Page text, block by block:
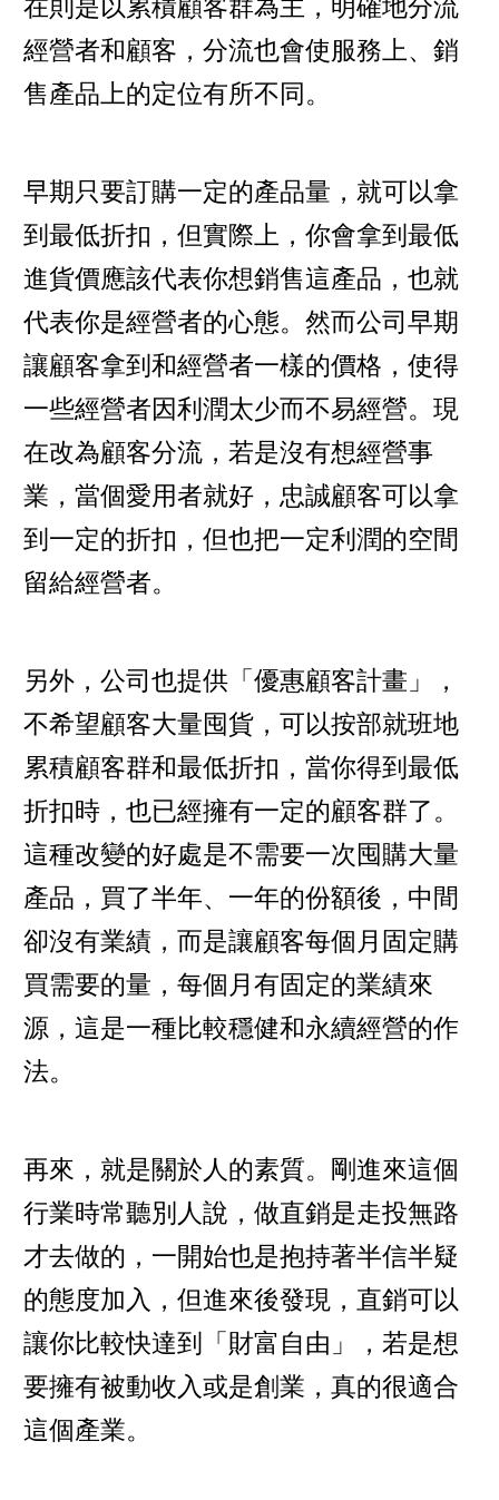
在則是以累積顧客群為主，明確地分流
經營者和顧客，分流也會使服務上、銷
售產品上的定位有所不同。
早期只要訂購一定的產品量，就可以拿
到最低折扣，但實際上，你會拿到最低
進貨價應該代表你想銷售這產品，也就
代表你是經營者的心態。然而公司早期
讓顧客拿到和經營者一樣的價格，使得
一些經營者因利潤太少而不易經營。現
在改為顧客分流，若是沒有想經營事
業，當個愛用者就好，忠誠顧客可以拿
到一定的折扣，但也把一定利潤的空間
留給經營者。
另外，公司也提供「優惠顧客計畫」，
不希望顧客大量囤貨，可以按部就班地
累積顧客群和最低折扣，當你得到最低
折扣時，也已經擁有一定的顧客群了。
這種改變的好處是不需要一次囤購大量
產品，買了半年、一年的份額後，中間
卻沒有業績，而是讓顧客每個月固定購
買需要的量，每個月有固定的業績來
源，這是一種比較穩健和永續經營的作
法。
再來，就是關於人的素質。剛進來這個
行業時常聽別人說，做直銷是走投無路
才去做的，一開始也是抱持著半信半疑
的態度加入，但進來後發現，直銷可以
讓你比較快達到「財富自由」，若是想
要擁有被動收入或是創業，真的很適合
這個產業。